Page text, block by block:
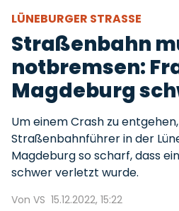
LÜNEBURGER STRASSE
Straßenbahn
notbremsen:
Magdeburg
Um einem Crash zu
Straßenbahnführer in der
Magdeburg so scharf, dass
schwer verletzt wurde.
Von VS 15.12.2022, 15:22